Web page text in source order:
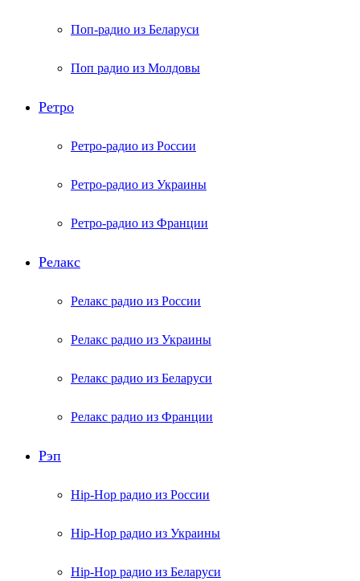
Поп-радио из Беларуси
Поп радио из Молдовы
Ретро
Ретро-радио из России
Ретро-радио из Украины
Ретро-радио из Франции
Релакс
Релакс радио из России
Релакс радио из Украины
Релакс радио из Беларуси
Релакс радио из Франции
Рэп
Hip-Hop радио из России
Hip-Hop радио из Украины
Hip-Hop радио из Беларуси